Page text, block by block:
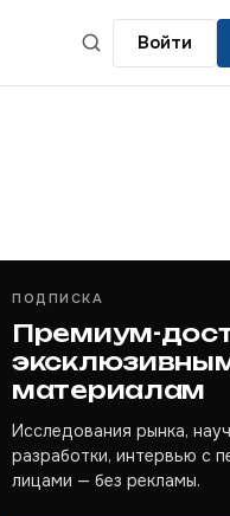
Войти
ПОДПИСКА
Премиум-
материалам
Исследования рынка,
разработки, интервью с
лицами — без рекламы.